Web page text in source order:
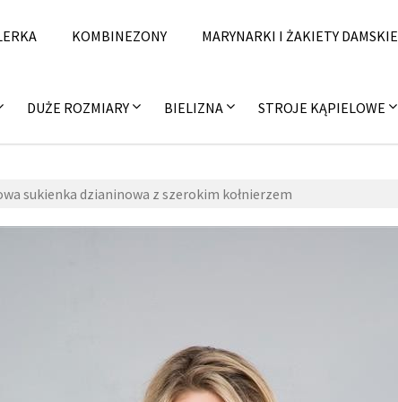
KOMBINEZONY MARYNARKI I ŻAKIETY DAMSKIE
DUŻE ROZMIARY BIELIZNA STROJE KĄPIELOWE
sukienka dzianinowa z szerokim kołnierzem